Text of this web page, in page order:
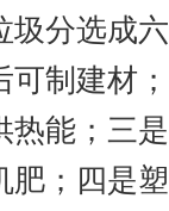
圾分选成六
制建材；
热能；三是
肥；四是塑